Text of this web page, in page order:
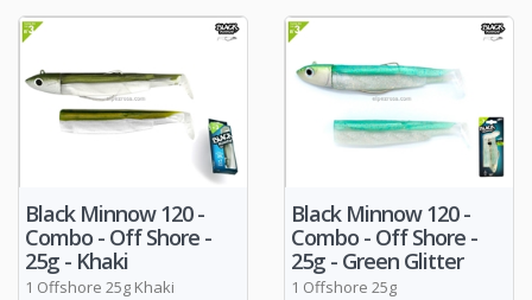
Black Minnow 120 -
Combo - Off Shore -
25g - Khaki
1 Offshore 25g Khaki
Black Minnow 120 -
Combo - Off Shore -
25g - Green Glitter
1 Offshore 25g